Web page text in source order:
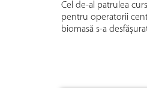
Cel de-al patrulea
pentru operatorii
biomasă s-a